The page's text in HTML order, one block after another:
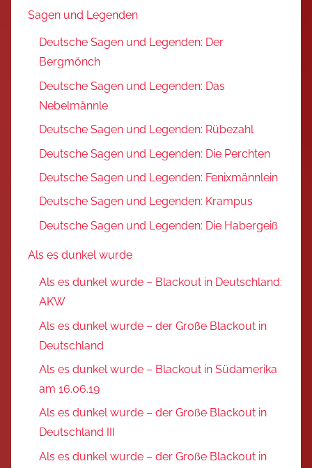
Sagen und Legenden
Deutsche Sagen und Legenden: Der
Bergmönch
Deutsche Sagen und Legenden: Das
Nebelmännle
Deutsche Sagen und Legenden: Rübezahl
Deutsche Sagen und Legenden: Die Perchten
Deutsche Sagen und Legenden: Fenixmännlein
Deutsche Sagen und Legenden: Krampus
Deutsche Sagen und Legenden: Die Habergeiß
Als es dunkel wurde
Als es dunkel wurde – Blackout in Deutschland:
AKW
Als es dunkel wurde – der Große Blackout in
Deutschland
Als es dunkel wurde – Blackout in Südamerika
am 16.06.19
Als es dunkel wurde – der Große Blackout in
Deutschland III
Als es dunkel wurde – der Große Blackout in